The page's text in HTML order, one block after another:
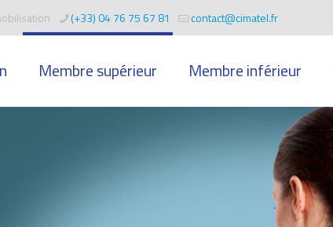
(+33) 04 76 75 67 81 contact@cimatel.fr
Membre supérieur Membre inférieur